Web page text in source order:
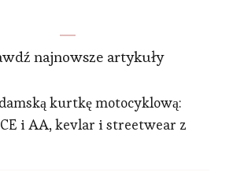
najnowsze artykuły
kurtkę motocyklową:
i AA, kevlar i streetwear z